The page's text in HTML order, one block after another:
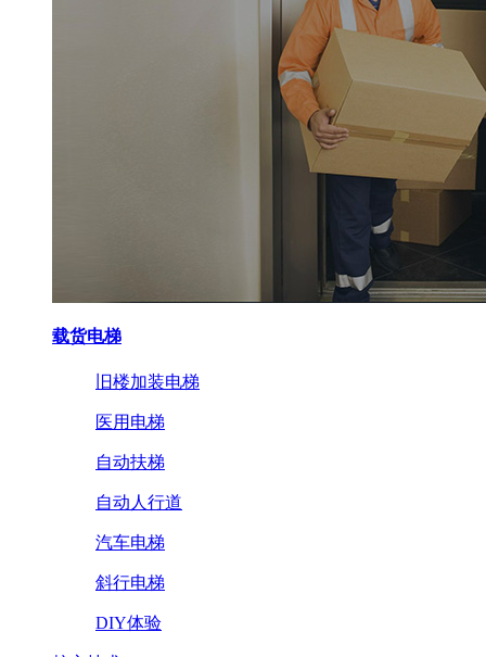
载货电梯
旧楼加装电梯
医用电梯
自动扶梯
自动人行道
汽车电梯
斜行电梯
DIY体验